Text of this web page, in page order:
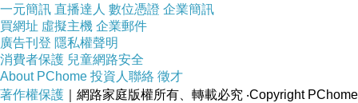
這一次全程都使用中火(也是看到網友的分享)
所謂的中火小海鷗大概開這樣....
真的是要小心會焦掉....
一元簡訊 直播達人 數位憑證 企業簡訊
買網址 虛擬主機 企業郵件
廣告刊登 隱私權聲明
消費者保護 兒童網路安全
About PChome 投資人聯絡 徵才
著作權保護 ｜網路家庭版權所有、轉載必究 ‧Copyright PChome